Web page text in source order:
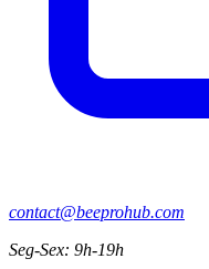
contact@beeprohub.com
Seg-Sex: 9h-19h